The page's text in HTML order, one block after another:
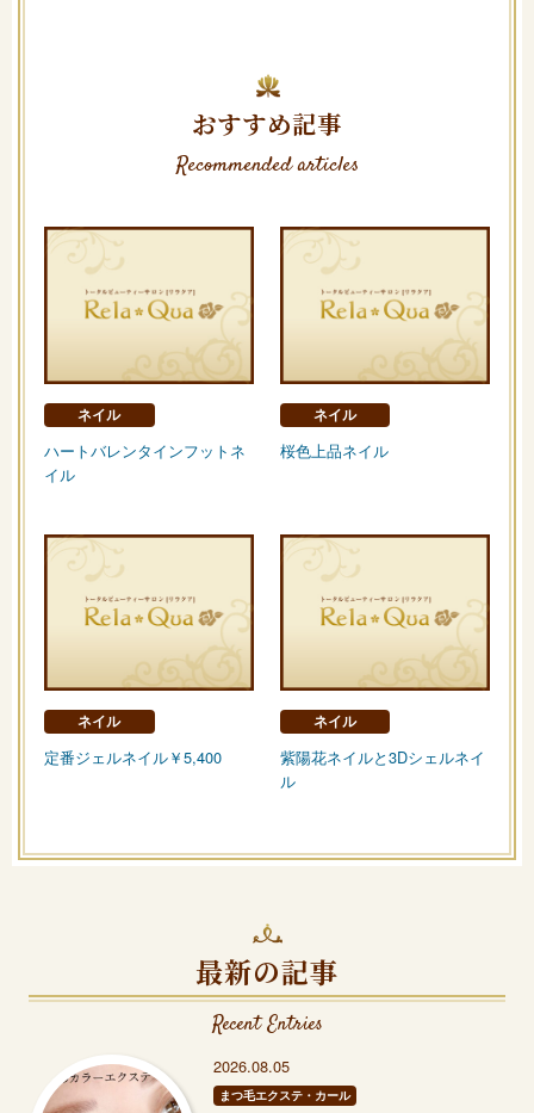
おすすめ記事
Recommended articles
ネイル
ハートバレンタインフットネ
イル
ネイル
桜色上品ネイル
ネイル
定番ジェルネイル￥5,400
ネイル
紫陽花ネイルと3Dシェルネイ
ル
最新の記事
Recent Entries
2026.08.05
まつ毛エクステ・カール